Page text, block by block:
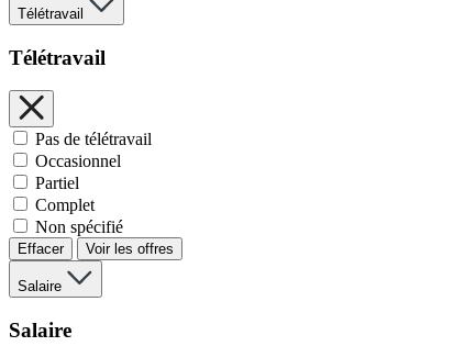
Télétravail
Télétravail
Pas de télétravail
Occasionnel
Partiel
Complet
Non spécifié
Effacer Voir les offres
Salaire
Salaire